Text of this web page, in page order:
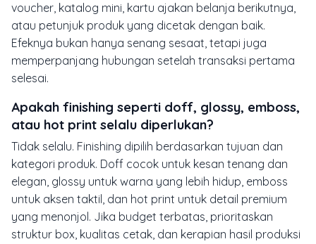
voucher, katalog mini, kartu ajakan belanja berikutnya,
atau petunjuk produk yang dicetak dengan baik.
Efeknya bukan hanya senang sesaat, tetapi juga
memperpanjang hubungan setelah transaksi pertama
selesai.
Apakah finishing seperti doff, glossy, emboss,
atau hot print selalu diperlukan?
Tidak selalu. Finishing dipilih berdasarkan tujuan dan
kategori produk. Doff cocok untuk kesan tenang dan
elegan, glossy untuk warna yang lebih hidup, emboss
untuk aksen taktil, dan hot print untuk detail premium
yang menonjol. Jika budget terbatas, prioritaskan
struktur box, kualitas cetak, dan kerapian hasil produksi